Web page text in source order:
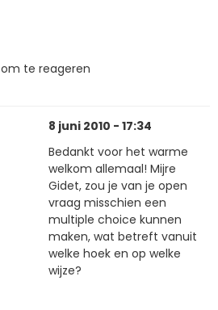
om te reageren
8 juni 2010 - 17:34
Bedankt voor het warme
welkom allemaal! Mijre
Gidet, zou je van je open
vraag misschien een
multiple choice kunnen
maken, wat betreft vanuit
welke hoek en op welke
wijze?